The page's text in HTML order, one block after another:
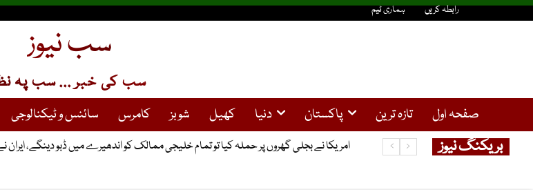
رابطہ کریں ہماری ٹیم
سب نیوز
سب کی خبر ... سب پہ
صفحہ اول تازہ ترین پاکستان دنیا کھیل شوبز کامرس سائنس و ٹیکنالوجی
بریکنگ نیوز امریکا نے بجلی گھروں پر حملہ کیا تو تمام خلیجی ممالک کو اندھیرے میں ڈبو دینگے، ایران نے
سولر صارفین کیلئے خوشخبری ، 25کلو واٹ تک سولر سسٹم کیلئے نیپرا سے لائسنس کی شرط ختم